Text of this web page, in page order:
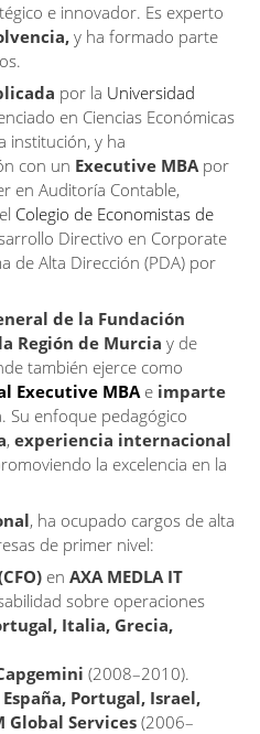
e innovador. Es experto
y ha formado parte
por la Universidad
en Ciencias Económicas
institución, y ha
con un Executive MBApor
en Auditoría Contable,
Colegio de Economistas de
Directivo en Corporate
de Alta Dirección (PDA) por
de la Fundación
Región de Murcia y de
también ejerce como
Executive MBAe imparte
Su enfoque pedagógico
,experiencia internacional
la excelencia en la
, ha ocupado cargos de alta
de primer nivel:
enAXA MEDLA IT
sobre operaciones
Italia, Grecia,
(2008–2010).
España, Portugal, Israel,
Global Services (2006–